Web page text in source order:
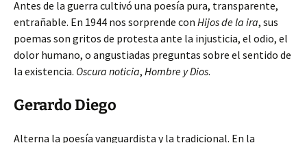
Antes de la guerra cultivó una poesía pura, transparente,
entrañable. En 1944 nos sorprende con Hijos de la ira, sus
poemas son gritos de protesta ante la injusticia, el odio, el
dolor humano, o angustiadas preguntas sobre el sentido de
la existencia. Oscura noticia, Hombre y Dios.
Gerardo Diego
Alterna la poesía vanguardista y la tradicional. En la